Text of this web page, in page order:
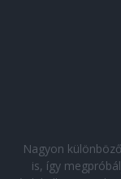
Nagyon
is, így